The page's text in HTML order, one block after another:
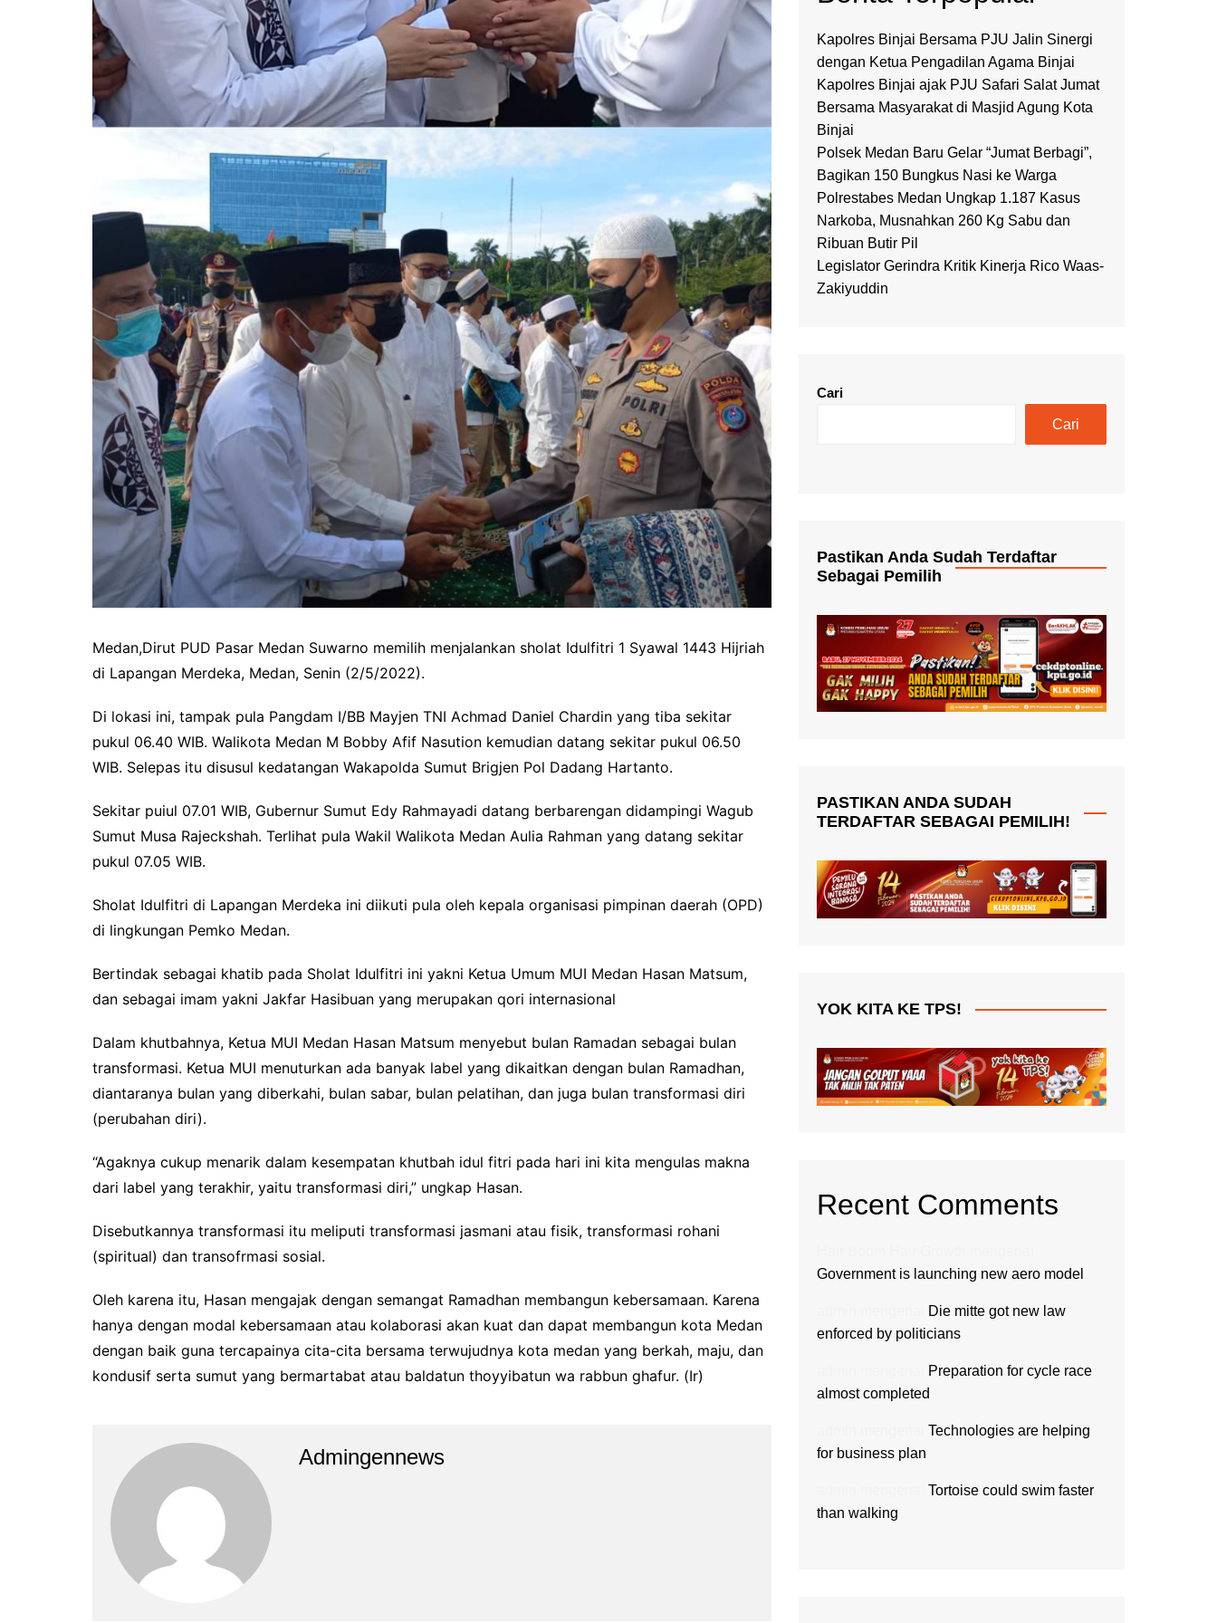
Medan,Dirut PUD Pasar Medan Suwarno memilih menjalankan sholat Idulfitri 1 Syawal 1443 Hijriah
di Lapangan Merdeka, Medan, Senin (2/5/2022).
Di lokasi ini, tampak pula Pangdam I/BB Mayjen TNI Achmad Daniel Chardin yang tiba sekitar
pukul 06.40 WIB. Walikota Medan M Bobby Afif Nasution kemudian datang sekitar pukul 06.50
WIB. Selepas itu disusul kedatangan Wakapolda Sumut Brigjen Pol Dadang Hartanto.
Sekitar puiul 07.01 WIB, Gubernur Sumut Edy Rahmayadi datang berbarengan didampingi Wagub
Sumut Musa Rajeckshah. Terlihat pula Wakil Walikota Medan Aulia Rahman yang datang sekitar
pukul 07.05 WIB.
Sholat Idulfitri di Lapangan Merdeka ini diikuti pula oleh kepala organisasi pimpinan daerah (OPD)
di lingkungan Pemko Medan.
Bertindak sebagai khatib pada Sholat Idulfitri ini yakni Ketua Umum MUI Medan Hasan Matsum,
dan sebagai imam yakni Jakfar Hasibuan yang merupakan qori internasional
Dalam khutbahnya, Ketua MUI Medan Hasan Matsum menyebut bulan Ramadan sebagai bulan
transformasi. Ketua MUI menuturkan ada banyak label yang dikaitkan dengan bulan Ramadhan,
diantaranya bulan yang diberkahi, bulan sabar, bulan pelatihan, dan juga bulan transformasi diri
(perubahan diri).
“Agaknya cukup menarik dalam kesempatan khutbah idul fitri pada hari ini kita mengulas makna
dari label yang terakhir, yaitu transformasi diri,” ungkap Hasan.
Disebutkannya transformasi itu meliputi transformasi jasmani atau fisik, transformasi rohani
(spiritual) dan transofrmasi sosial.
Oleh karena itu, Hasan mengajak dengan semangat Ramadhan membangun kebersamaan. Karena
hanya dengan modal kebersamaan atau kolaborasi akan kuat dan dapat membangun kota Medan
dengan baik guna tercapainya cita-cita bersama terwujudnya kota medan yang berkah, maju, dan
kondusif serta sumut yang bermartabat atau baldatun thoyyibatun wa rabbun ghafur. (Ir)
Admingennews
Kapolres Binjai Bersama PJU Jalin Sinergi
dengan Ketua Pengadilan Agama Binjai
Kapolres Binjai ajak PJU Safari Salat Jumat
Bersama Masyarakat di Masjid Agung Kota
Binjai
Polsek Medan Baru Gelar “Jumat Berbagi”,
Bagikan 150 Bungkus Nasi ke Warga
Polrestabes Medan Ungkap 1.187 Kasus
Narkoba, Musnahkan 260 Kg Sabu dan
Ribuan Butir Pil
Legislator Gerindra Kritik Kinerja Rico Waas-
Zakiyuddin
Cari
Cari
Pastikan Anda Sudah Terdaftar
Sebagai Pemilih
PASTIKAN ANDA SUDAH
TERDAFTAR SEBAGAI PEMILIH!
YOK KITA KE TPS!
Recent Comments
Government is launching new aero model
Die mitte got new law
enforced by politicians
Preparation for cycle race
almost completed
Technologies are helping
for business plan
Tortoise could swim faster
than walking